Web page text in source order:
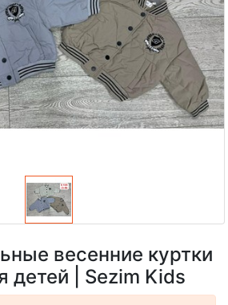
весенние куртки
детей | Sezim Kids